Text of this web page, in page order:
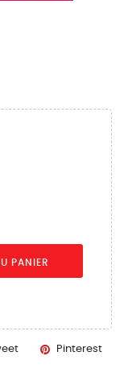
PANIER
Pinterest